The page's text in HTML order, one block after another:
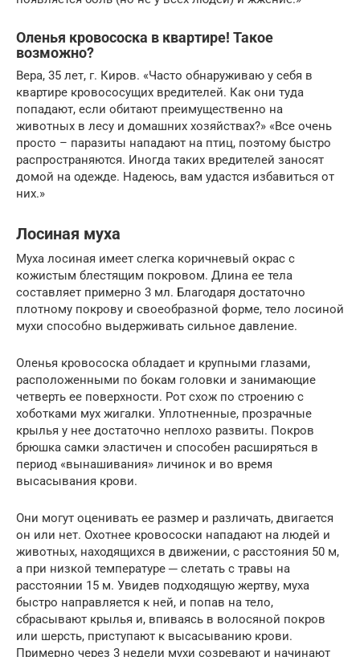
Оленья кровососка в квартире! Такое
возможно?
Вера, 35 лет, г. Киров. «Часто обнаруживаю у себя в
квартире кровососущих вредителей. Как они туда
попадают, если обитают преимущественно на
животных в лесу и домашних хозяйствах?» «Все очень
просто – паразиты нападают на птиц, поэтому быстро
распространяются. Иногда таких вредителей заносят
домой на одежде. Надеюсь, вам удастся избавиться от
них.»
Лосиная муха
Муха лосиная имеет слегка коричневый окрас с
кожистым блестящим покровом. Длина ее тела
составляет примерно 3 мл. Благодаря достаточно
плотному покрову и своеобразной форме, тело лосиной
мухи способно выдерживать сильное давление.
Оленья кровососка обладает и крупными глазами,
расположенными по бокам головки и занимающие
четверть ее поверхности. Рот схож по строению с
хоботками мух жигалки. Уплотненные, прозрачные
крылья у нее достаточно неплохо развиты. Покров
брюшка самки эластичен и способен расширяться в
период «вынашивания» личинок и во время
высасывания крови.
Они могут оценивать ее размер и различать, двигается
он или нет. Охотнее кровососки нападают на людей и
животных, находящихся в движении, с расстояния 50 м,
а при низкой температуре ─ слетать с травы на
расстоянии 15 м. Увидев подходящую жертву, муха
быстро направляется к ней, и попав на тело,
сбрасывают крылья и, впиваясь в волосяной покров
или шерсть, приступают к высасыванию крови.
Примерно через 3 недели мухи созревают и начинают